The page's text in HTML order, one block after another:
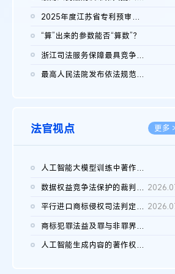
2025年度江苏省专利预审典型案例
“算”出来的参数能否“算数”？
浙江司法服务保障最具竞争力营商环境建设典型案例（第二批）含侵...
最高人民法院发布依法规范平台经营、保护消费者合法权益典型案例...
法官视点 更多
人工智能大模型训练中著作权的合理使用
数据权益竞争法保护的裁判路径构建
平行进口商标侵权司法判定规则的困境与纾解
商标犯罪法益及罪与非罪界限研究
人工智能生成内容的著作权司法认定：演进逻辑、现实困境与规则建...